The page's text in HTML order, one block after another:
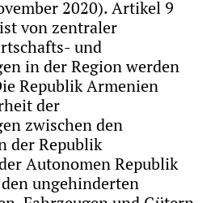
2020). Artikel 9
von zentraler
und
in der Region werden
Republik Armenien
der
zwischen den
der Republik
Autonomen Republik
ungehinderten